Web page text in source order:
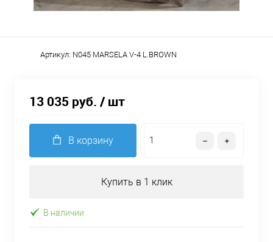
Артикул: N045 MARSELA V-4 L.BROWN
13 035 руб. / шт
В корзину
Купить в 1 клик
В наличии